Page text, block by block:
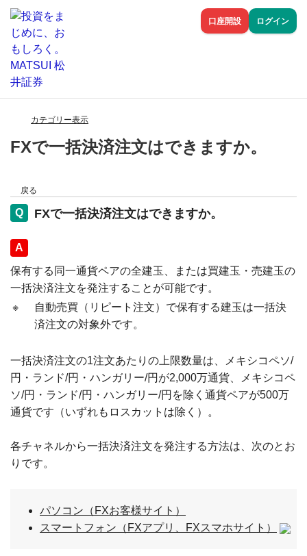
口座開設 ログイン
カテゴリー表示
FXで一括決済注文はできますか。
戻る
FXで一括決済注文はできますか。
回答
保有する同一通貨ペアの全建玉、または買建玉・売建玉の
一括決済注文を発注することが可能です。
※
自動売買（リピート注文）で保有する建玉は一括決
済注文の対象外です。
一括決済注文の1注文あたりの上限数量は、メキシコペソ/
円・ランド/円・ハンガリー/円が2,000万通貨、メキシコペ
ソ/円・ランド/円・ハンガリー/円を除く通貨ペアが500万
通貨です（いずれもロスカットは除く）。
各チャネルから一括決済注文を発注する方法は、次のとお
りです。
パソコン（FXお客様サイト）
スマートフォン（FXアプリ、FXスマホサイト）